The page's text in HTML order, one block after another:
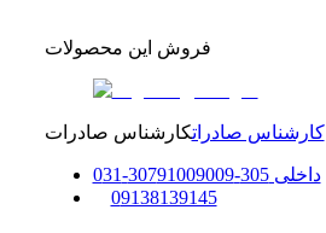
فروش این محصولات
کارشناس صادراتکارشناس صادرات
داخلی305-307
91009009
-
031
09138139145